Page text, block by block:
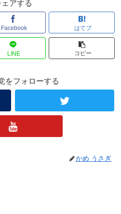
ェアする
Facebook はてブ
LINE コピー
をフォローする
かめ うさぎ